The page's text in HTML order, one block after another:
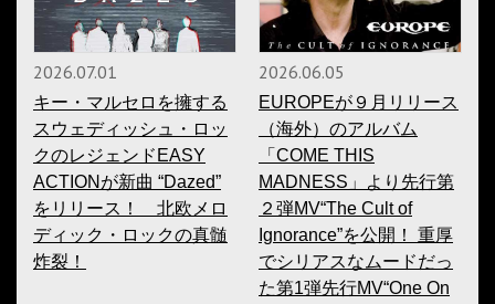
2026.07.01
キー・マルセロを擁する
スウェディッシュ・ロッ
クのレジェンドEASY
ACTIONが新曲 “Dazed”
をリリース！ 北欧メロ
ディック・ロックの真髄
炸裂！
2026.06.05
EUROPEが９月リリース
（海外）のアルバム
「COME THIS
MADNESS」より先行第
２弾MV“The Cult of
Ignorance”を公開！ 重厚
でシリアスなムードだっ
た第1弾先行MV“One On